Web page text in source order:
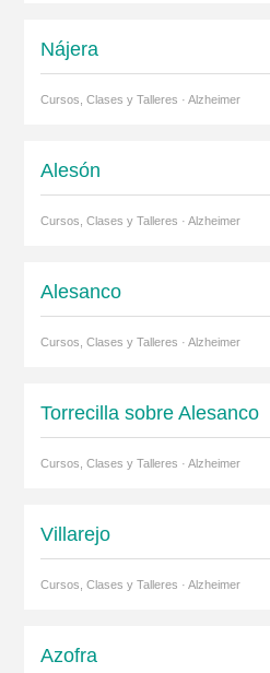
Nájera
Cursos, Clases y Talleres · Alzheimer
Alesón
Cursos, Clases y Talleres · Alzheimer
Alesanco
Cursos, Clases y Talleres · Alzheimer
Torrecilla sobre Alesanco
Cursos, Clases y Talleres · Alzheimer
Villarejo
Cursos, Clases y Talleres · Alzheimer
Azofra